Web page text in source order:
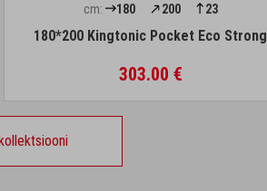
cm: 180 200 23
180*200 Kingtonic Pocket Eco Strong
303.00 €